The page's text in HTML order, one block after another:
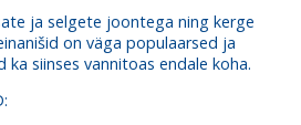
ja selgete joontega ning kerge
on väga populaarsed ja
siinses vannitoas endale koha.